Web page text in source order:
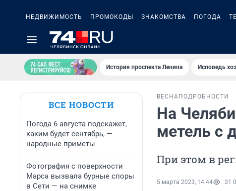
НЕДВИЖИМОСТЬ ПРОМОКОДЫ ЗНАКОМСТВА ПОГОДА
История проспекта Ленина Исповедь
ВСЕ НОВОСТИ
Погода 6 августа подскажет,
каким будет сентябрь, —
народные приметы
Фотография с поверхности
Марса вызвала бурные споры
в Сети — на снимке
ВЕСНА ПОДРОБНОСТИ
На
метель с
При этом в
5 марта 2023, 14:44 31